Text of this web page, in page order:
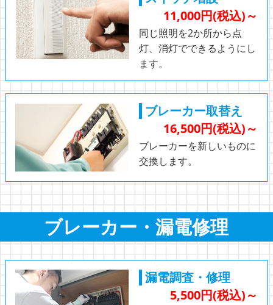
11,000円(税込)～
同じ照明を2か所から点
灯、消灯でできるようにし
ます。
ブレーカー取替え
16,500円(税込)～
ブレーカーを新しいものに
交換します。
ブレーカー・漏電修理
漏電調査・修理
5,500円(税込)～